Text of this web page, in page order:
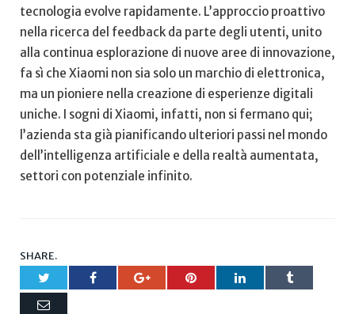
tecnologia evolve⁤ rapidamente. L’approccio proattivo
nella‍ ricerca del feedback⁢ da ⁣parte‍ degli utenti, unito
alla continua esplorazione di ‍nuove⁢ aree di innovazione,
fa sì che Xiaomi non ​sia solo un marchio di elettronica,
ma un ⁢pioniere ‌nella creazione di esperienze digitali‌
uniche. I sogni di Xiaomi, infatti, non si fermano qui;
l’azienda ‍sta già pianificando ulteriori passi​ nel mondo
dell’intelligenza⁤ artificiale e della realtà aumentata,
settori con potenziale infinito.
SHARE.
Twitter Facebook Google+Pinterest LinkedIn Tumblr
Email